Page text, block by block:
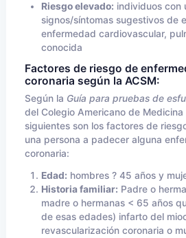
Riesgo elevado: individuos con
signos/síntomas sugestivos de
enfermedad cardiovascular,
conocida
Factores de riesgo de
coronaria según la ACSM:
Según la Guía para pruebas de
del Colegio Americano de
siguientes son los factores de
una persona a padecer alguna
coronaria:
Edad: hombres ? 45 años y
Historia familiar: Padre o
madre o hermanas < 65 años
de esas edades) infarto del
revascularización coronaria o